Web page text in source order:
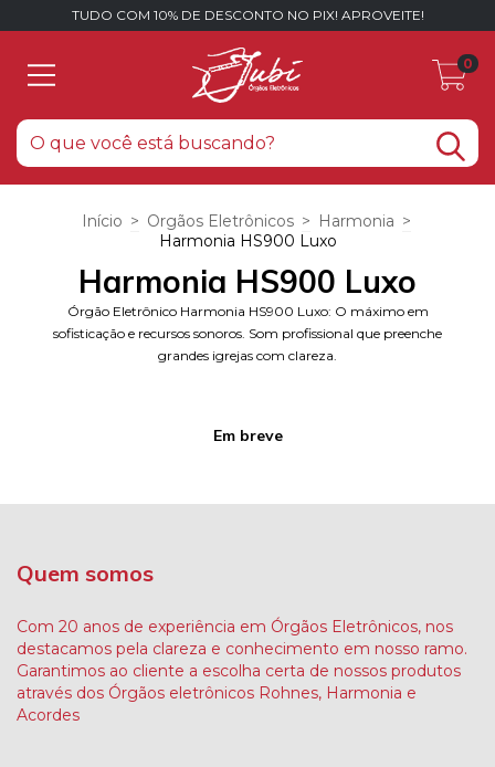
TUDO COM 10% DE DESCONTO NO PIX! APROVEITE!
0
Início > Orgãos Eletrônicos > Harmonia >
Harmonia HS900 Luxo
Harmonia HS900 Luxo
Órgão Eletrônico Harmonia HS900 Luxo: O máximo em
sofisticação e recursos sonoros. Som profissional que preenche
grandes igrejas com clareza.
Em breve
Quem somos
Com 20 anos de experiência em Órgãos Eletrônicos, nos
destacamos pela clareza e conhecimento em nosso ramo.
Garantimos ao cliente a escolha certa de nossos produtos
através dos Órgãos eletrônicos Rohnes, Harmonia e
Acordes